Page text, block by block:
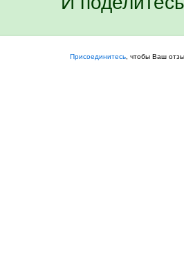
Присоединитесь , чтобы Ваш